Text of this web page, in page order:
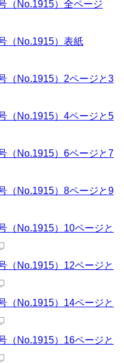
（No.1915）全ページ
（No.1915）表紙
（No.1915）2ページと3
（No.1915）4ページと5
（No.1915）6ページと7
（No.1915）8ページと9
（No.1915）10ページと
（No.1915）12ページと
（No.1915）14ページと
（No.1915）16ページと